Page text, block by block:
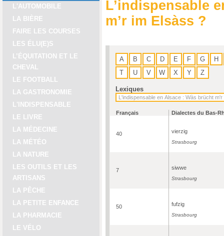
L'AUTOMOBILE
LA BIÈRE
FAIRE LES COURSES
LES ÉLU(E)S
L’ÉQUITATION ET LE
CHEVAL
LE FOOTBALL
LA GASTRONOMIE
L'INDISPENSABLE
LE LIVRE
LA MÉDECINE
LA MÉTÉO
LA NATURE
LES OUTILS ET LES
ARTISANS
LA PÊCHE
LA PETITE ENFANCE
LA PHARMACIE
LE VÉLO
L’indispensable
m’r im Elsàss ?
A B C D E F G
H
T
U V W X Y Z
Lexiques
Français Dialectes du Bas-
40 vierzig
Strasbourg
7 siwwe
Strasbourg
50 fufzig
Strasbourg